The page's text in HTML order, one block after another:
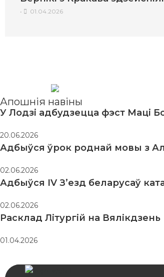
• 01.04.2026
Апошнія навіны
У Лодзі адбудзецца фэст Маці
20.06.2026
Адбыўся ўрок роднай мовы з
02.06.2026
Адбыўся IV З’езд беларусаў
02.06.2026
Расклад Літургій на Вялікдзень
01.04.2026